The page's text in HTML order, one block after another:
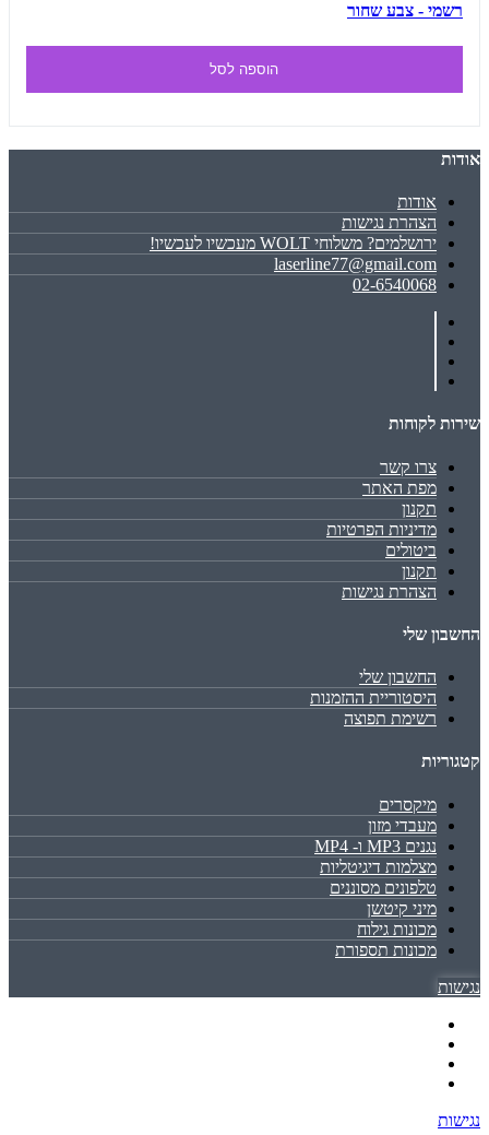
רשמי - צבע שחור
הוספה לסל
אודות
אודות
הצהרת נגישות
ירושלמים? משלוחי WOLT מעכשיו לעכשיו!
laserline77@gmail.com
02-6540068
שירות לקוחות
צרו קשר
מפת האתר
תקנון
מדיניות הפרטיות
ביטולים
תקנון
הצהרת נגישות
החשבון שלי
החשבון שלי
היסטוריית ההזמנות
רשימת תפוצה
קטגוריות
מיקסרים
מעבדי מזון
נגנים MP3 ו- MP4
מצלמות דיגיטליות
טלפונים מסוננים
מיני קיטשן
מכונות גילוח
מכונות תספורת
נגישות
נגישות